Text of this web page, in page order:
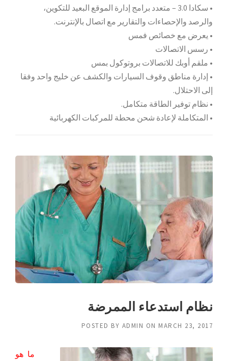
• سكادا 3.0 – متعدد برامج إدارة الموقع البعيد للتكوين،
والرصد والإحصاءات والتقارير مع اتصال بالإنترنت.
• يعرض مع خصائص فمس
• رسس الاتصالات
• ملقم أوبك للاتصالات بروتوكول بمس
• إدارة مناطق وقوف السيارات والكشف عن خليج واحد وفقا
إلى الاحتلال.
• نظام توفير الطاقة متكامل.
• المتكاملة لإعادة شحن محطة للمركبات الكهربائية
نظام استدعاء الممرضة
POSTED BY ADMIN ON MARCH 23, 2017
ما هو